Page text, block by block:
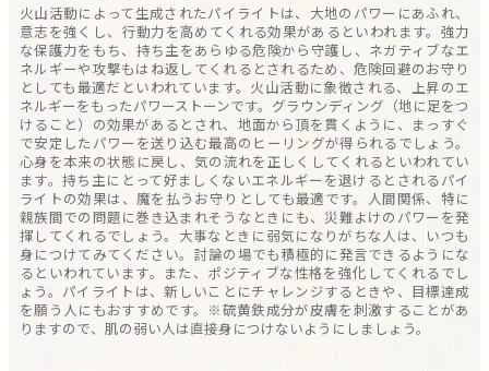
火山活動によって生成されたパイライトは、大地のパワーにあふれ、
意志を強くし、行動力を高めてくれる効果があるといわれます。強力
な保護力をもち、持ち主をあらゆる危険から守護し、ネガティブなエ
ネルギーや攻撃もはね返してくれるとされるため、危険回避のお守り
としても最適だといわれています。火山活動に象徴される、上昇のエ
ネルギーをもったパワーストーンです。グラウンディング（地に足をつ
けること）の効果があるとされ、地面から頂を貫くように、まっすぐ
で安定したパワーを送り込む最高のヒーリングが得られるでしょう。
心身を本来の状態に戻し、気の流れを正しくしてくれるといわれてい
ます。持ち主にとって好ましくないエネルギーを退けるとされるパイ
ライトの効果は、魔を払うお守りとしても最適です。人間関係、特に
親族間での問題に巻き込まれそうなときにも、災難よけのパワーを発
揮してくれるでしょう。大事なときに弱気になりがちな人は、いつも
身につけてみてください。討論の場でも積極的に発言できるようにな
るといわれています。また、ポジティブな性格を強化してくれるでし
ょう。パイライトは、新しいことにチャレンジするときや、目標達成
を願う人にもおすすめです。※硫黄鉄成分が皮膚を刺激することがあ
りますので、肌の弱い人は直接身につけないようにしましょう。